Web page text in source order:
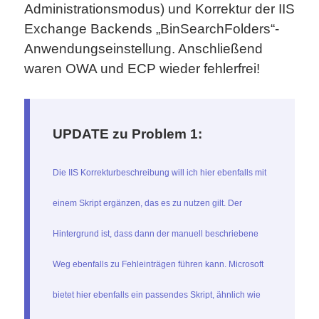
Administrationsmodus) und Korrektur der IIS
Exchange Backends „BinSearchFolders“-
Anwendungseinstellung. Anschließend
waren OWA und ECP wieder fehlerfrei!
UPDATE zu Problem 1:
Die IIS Korrekturbeschreibung will ich hier ebenfalls mit
einem Skript ergänzen, das es zu nutzen gilt. Der
Hintergrund ist, dass dann der manuell beschriebene
Weg ebenfalls zu Fehleinträgen führen kann. Microsoft
bietet hier ebenfalls ein passendes Skript, ähnlich wie